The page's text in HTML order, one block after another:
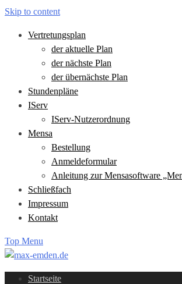
Skip to content
Vertretungsplan
der aktuelle Plan
der nächste Plan
der übernächste Plan
Stundenpläne
IServ
IServ-Nutzerordnung
Mensa
Bestellung
Anmeldeformular
Anleitung zur Mensasoftware
Schließfach
Impressum
Kontakt
Top Menu
Startseite